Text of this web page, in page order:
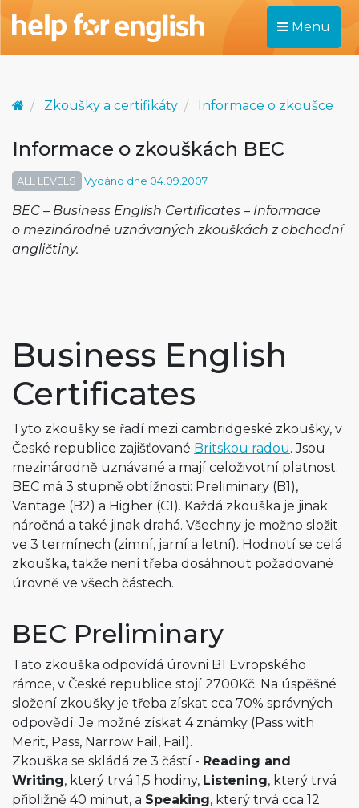
Menu
Zkoušky a certifikáty Informace o zkoušce
Informace o zkouškách BEC
ALL LEVELS Vydáno dne 04.09.2007
BEC – Business English Certificates – Informace
o mezinárodně uznávaných zkouškách z obchodní
angličtiny.
Business English
Certificates
Tyto zkoušky se řadí mezi cambridgeské zkoušky, v
České republice zajišťované Britskou radou. Jsou
mezinárodně uznávané a mají celoživotní platnost.
BEC má 3 stupně obtížnosti: Preliminary (B1),
Vantage (B2) a Higher (C1). Každá zkouška je jinak
náročná a také jinak drahá. Všechny je možno složit
ve 3 termínech (zimní, jarní a letní). Hodnotí se celá
zkouška, takže není třeba dosáhnout požadované
úrovně ve všech částech.
BEC Preliminary
Tato zkouška odpovídá úrovni B1 Evropského
rámce, v České republice stojí 2700Kč. Na úspěšné
složení zkoušky je třeba získat cca 70% správných
odpovědí. Je možné získat 4 známky (Pass with
Merit, Pass, Narrow Fail, Fail).
Zkouška se skládá ze 3 částí - Reading and
Writing, který trvá 1,5 hodiny, Listening, který trvá
přibližně 40 minut, a Speaking, který trvá cca 12